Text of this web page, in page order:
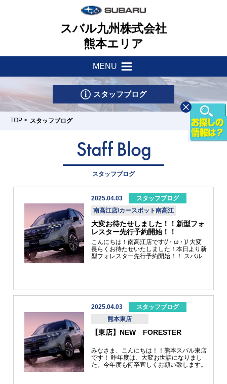
スバル九州株式会社
熊本エリア
MENU
新着情報
サポート・他
車検・点検はマイスバルへ
リース&クレジット
スバル自動車保険
リコール
所有権解除について
店舗一覧
熊本東店 菊陽店
人吉店
新車情報
試乗車情報
アフターサービス
会社案内
一つのいのちプロジェクト
採用情報
お問い合わせ
スタッフブログ
TOP > スタッフブログ
スタッフブログ
2025.04.03
スタッフブログ
南高江店/カースポット南高江
大変お待たせしました！！新型フォ
レスター先行予約開始！！
こんにちは！南高江店です(/・ω・)/ 大変
長らくお待たせいたしました！本日より新
型フォレスター先行予約開始！！ スバル
トドアに行きたくなるようなグレード走り
様の好みに合ったご提案ができます！試乗
車は2グレードご準備しております！ ぜひ
この機会にご来店してみませんか？？ ご
来店お待ちしております！！
2025.04.03
スタッフブログ
熊本東店
【東店】NEW FORESTER
みなさま、こんにちは！！熊本スバル東店
です！ 昨年度は、大変お世話になりまし
た。今年度も何卒宜しくお願い致します。